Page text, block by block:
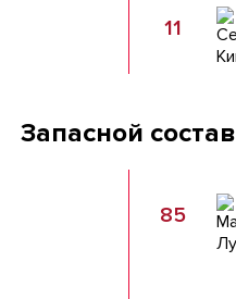
11
Запасной состав
85